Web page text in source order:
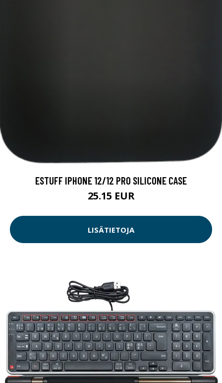
ESTUFF IPHONE 12/12 PRO SILICONE CASE
25.15 EUR
LISÄTIETOJA